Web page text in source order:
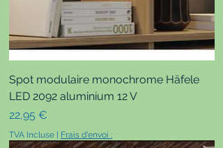
Spot modulaire monochrome Häfele
LED 2092 aluminium 12 V
Prix
22,95 €
TVA Incluse Frais d'envoi :